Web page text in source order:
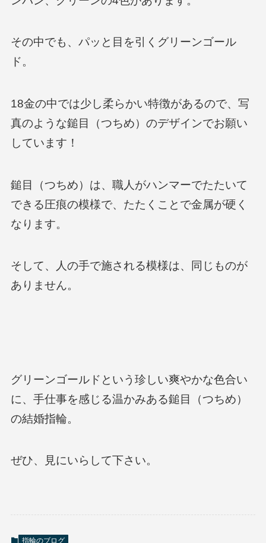
その中でも、パッと目を引くグリーンゴール
ド。
18金の中では少し柔らかい特徴があるので、写
真のような鎚目（つちめ）のデザインでお願い
しています！
鎚目（つちめ）は、職人がハンマーでたたいて
できる圧痕の模様で、たたくことで金属が硬く
なります。
そして、人の手で施される模様は、同じものが
ありません。
グリーンゴールドという珍しい爽やかな色合い
に、手仕事を感じる温かみある鎚目（つちめ）
の結婚指輪。
ぜひ、見にいらして下さい。
指輪のブログ